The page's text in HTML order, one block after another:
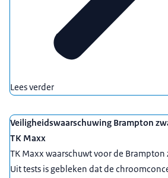
Lees verder
Veiligheidswaarschuwing Brampton
TK Maxx
TK Maxx waarschuwt voor de
Uit tests is gebleken dat de